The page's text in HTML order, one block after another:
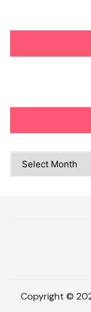
Copyright ©